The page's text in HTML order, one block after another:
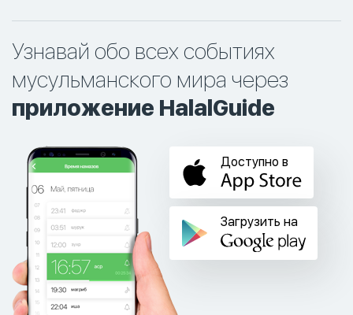
Узнавай обо всех событиях
мусульманского мира через
приложение HalalGuide
Доступно в
Загрузить на